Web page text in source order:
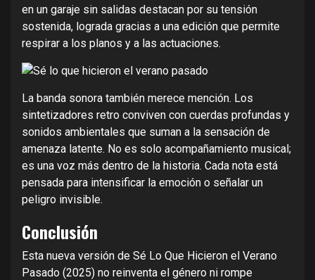
en un garaje sin salidas destacan por su tensión
sostenida, lograda gracias a una edición que permite
respirar a los planos y a las actuaciones.
La banda sonora también merece mención. Los
sintetizadores retro conviven con cuerdas profundas y
sonidos ambientales que suman a la sensación de
amenaza latente. No es solo acompañamiento musical;
es una voz más dentro de la historia. Cada nota está
pensada para intensificar la emoción o señalar un
peligro invisible.
Conclusión
Esta nueva versión de Sé Lo Que Hicieron el Verano
Pasado (2025) no reinventa el género ni rompe